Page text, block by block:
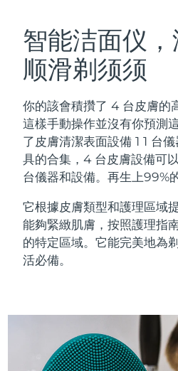
智能洁面仪
顺滑剃须须
你的該會積攢了 4 台皮膚的
這樣手動操作並沒有你預測
了皮膚清潔表面設備 1 1 台
具的合集，4 台皮膚設備可
台儀器和設備。再生上99%
它根據皮膚類型和護理區域
能夠緊緻肌膚，按照護理指
的特定區域。它能完美地為
活必備。
面部清潔
LUNA™ 4 套
Anti-aging
LUNA™ 4
LUNA™ 4
LUNA™ 4
For young skin,
BEAR™ 2 套
Microcurrent
BEAR™ 2 go
Microcurrent
BEAR™ 2
面部提拉護理
Premium anti-
補水保濕
Deep facial
UFO™ 3 mini
Red light therapy
Hybrid silicone
issa™ 4
Hybrid silicone
FAQ™ 抗老護理
FAQ™ 101
Clinical anti-
FAQ™ 201
LED mask
巴林
比利時
百慕達
波士尼亞與赫塞哥維納
汶萊
保加利亞
加拿大
哥倫比亞